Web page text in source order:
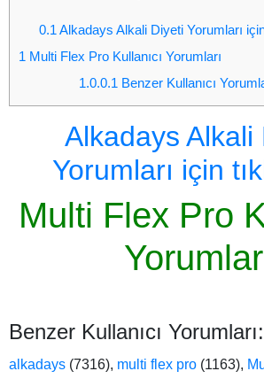
0.1 Alkadays Alkali Diyeti Yorumları için
1 Multi Flex Pro Kullanıcı Yorumları
1.0.0.1 Benzer Kullanıcı
Alkadays Alkali
Yorumları için
Multi Flex Pro
Benzer Kullanıcı Yorumları:
alkadays (7316), multi flex pro (1163),